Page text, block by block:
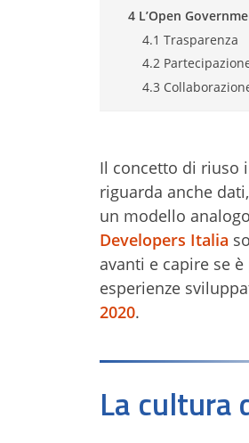
4 L’Open
4.1 Trasparenza
4.2
4.3
Il concetto di riuso
riguarda anche
un modello
Developers Italia
avanti e capire se
esperienze
2020.
La cultura